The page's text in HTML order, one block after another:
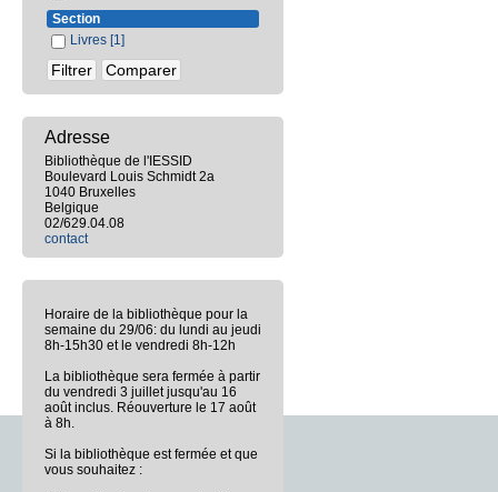
Section
Livres [1]
Adresse
Bibliothèque de l'IESSID
Boulevard Louis Schmidt 2a
1040 Bruxelles
Belgique
02/629.04.08
contact
Horaire de la bibliothèque pour la
semaine du 29/06: du lundi au jeudi
8h-15h30 et le vendredi 8h-12h
La bibliothèque sera fermée à partir
du vendredi 3 juillet jusqu'au 16
août inclus. Réouverture le 17 août
à 8h.
Si la bibliothèque est fermée et que
vous souhaitez :